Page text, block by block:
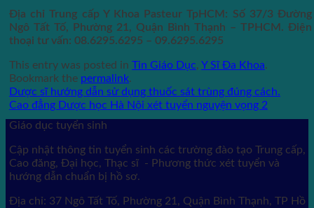
Địa chỉ Trung cấp Y Khoa Pasteur TpHCM: Số 37/3 Đường
Ngô Tất Tố, Phường 21, Quận Bình Thạnh – TPHCM. Điện
thoại tư vấn: 08.6295.6295 – 09.6295.6295
This entry was posted in Tin Giáo Dục, Y Sĩ Đa Khoa.
Bookmark the permalink.
Dược sĩ hướng dẫn sử dụng thuốc sát trùng đúng cách.
Cao đẳng Dược học Hà Nội xét tuyển nguyện vọng 2
Giáo dục tuyển sinh
Cập nhật thông tin tuyển sinh các trường đào tạo Trung cấp,
Cao đăng, Đại học, Thạc sĩ - Phương thức xét tuyển và
hướng dẫn chuẩn bị hồ sơ.
Địa chỉ: 37 Ngô Tất Tố, Phường 21, Quận Bình Thạnh, TP Hồ